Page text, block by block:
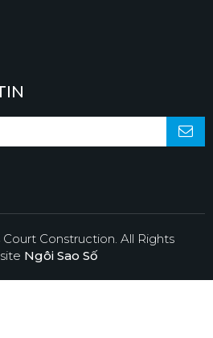
Construction. All Rights
Ngôi Sao Số